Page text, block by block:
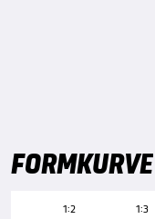
FORMKURVE
1:2 1:3